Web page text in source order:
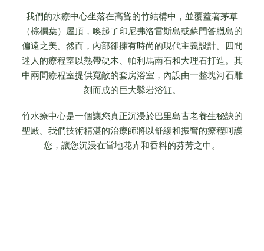
我們的水療中心坐落在高聳的竹結構中，並覆蓋著茅草
（棕櫚葉）屋頂，喚起了印尼弗洛雷斯島或蘇門答臘島的
偏遠之美。然而，內部卻擁有時尚的現代主義設計。四間
迷人的療程室以熱帶硬木、帕利馬南石和大理石打造。其
中兩間療程室提供寬敞的套房浴室，內設由一整塊河石雕
刻而成的巨大鑿岩浴缸。
竹水療中心是一個讓您真正沉浸於巴里島古老養生秘訣的
聖殿。我們技術精湛的治療師將以舒緩和振奮的療程呵護
您，讓您沉浸在當地花卉和香料的芬芳之中。